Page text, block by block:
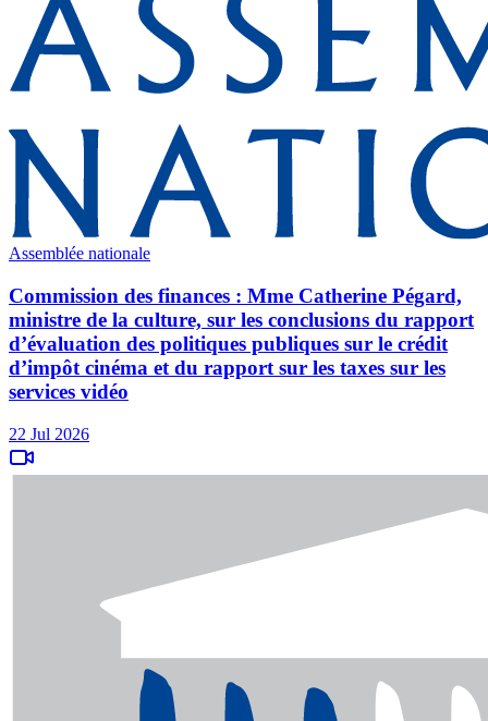
Assemblée nationale
Commission des finances : Mme Catherine Pégard,
ministre de la culture, sur les conclusions du rapport
d’évaluation des politiques publiques sur le crédit
d’impôt cinéma et du rapport sur les taxes sur les
services vidéo
22 Jul 2026